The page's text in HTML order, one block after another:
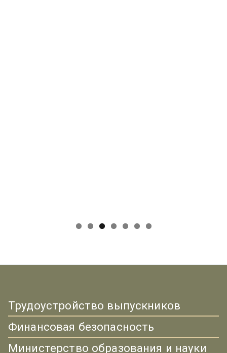
Трудоустройство выпускников
Финансовая безопасность
Министерство образования и науки